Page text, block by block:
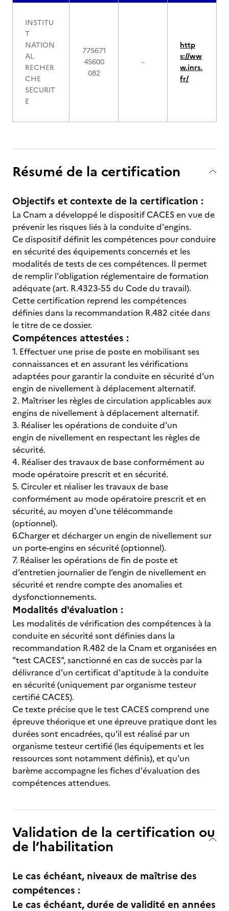
INSTITU
T
NATION
AL
RECHER
CHE
SECURIT
E
775671
45600
082
-
http
s://ww
w.inrs.
fr/
Résumé de la certification
Objectifs et contexte de la certification :
La Cnam a développé le dispositif CACES en vue de
prévenir les risques liés à la conduite d'engins.
Ce dispositif définit les compétences pour conduire
en sécurité des équipements concernés et les
modalités de tests de ces compétences. Il permet
de remplir l'obligation réglementaire de formation
adéquate (art. R.4323-55 du Code du travail).
Cette certification reprend les compétences
définies dans la recommandation R.482 citée dans
le titre de ce dossier.
Compétences attestées :
1. Effectuer une prise de poste en mobilisant ses
connaissances et en assurant les vérifications
adaptées pour garantir la conduite en sécurité d’un
engin de nivellement à déplacement alternatif.
2. Maîtriser les règles de circulation applicables aux
engins de nivellement à déplacement alternatif.
3. Réaliser les opérations de conduite d’un
engin de nivellement en respectant les règles de
sécurité.
4. Réaliser des travaux de base conformément au
mode opératoire prescrit et en sécurité.
5. Circuler et réaliser les travaux de base
conformément au mode opératoire prescrit et en
sécurité, au moyen d’une télécommande
(optionnel).
6.Charger et décharger un engin de nivellement sur
un porte-engins en sécurité (optionnel).
7. Réaliser les opérations de fin de poste et
d’entretien journalier de l’engin de nivellement en
sécurité et rendre compte des anomalies et
dysfonctionnements.
Modalités d'évaluation :
Les modalités de vérification des compétences à la
conduite en sécurité sont définies dans la
recommandation R.482 de la Cnam et organisées en
"test CACES", sanctionné en cas de succès par la
délivrance d'un certificat d'aptitude à la conduite
en sécurité (uniquement par organisme testeur
certifié CACES).
Ce texte précise que le test CACES comprend une
épreuve théorique et une épreuve pratique dont les
durées sont encadrées, qu'il est réalisé par un
organisme testeur certifié (les équipements et les
ressources sont notamment définis), et qu'un
barème accompagne les fiches d'évaluation des
compétences attendues.
Validation de la certification ou
de l’habilitation
Le cas échéant, niveaux de maîtrise des
compétences :
Le cas échéant, durée de validité en années